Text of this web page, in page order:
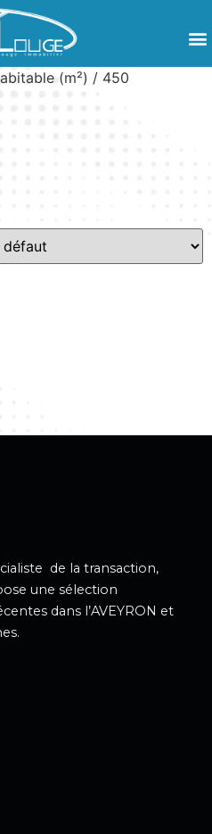
(m²) / 450
de la transaction,
une sélection
dans l’AVEYRON et